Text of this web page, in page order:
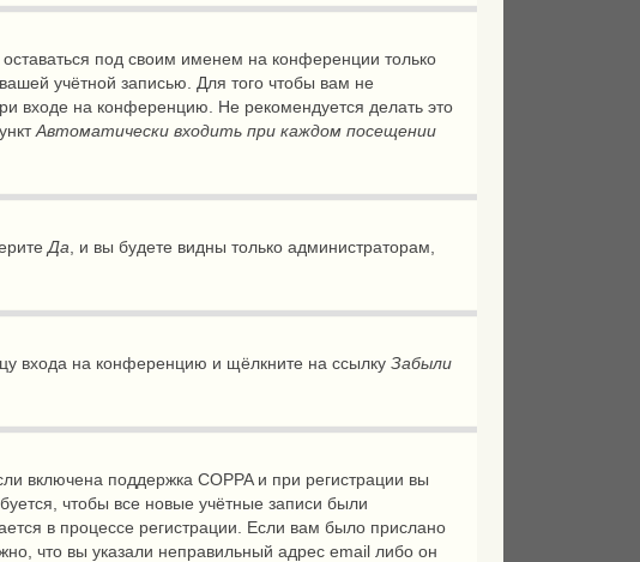
оставаться под своим именем на конференции только
учётной записью. Для того чтобы вам не
входе на конференцию. Не рекомендуется делать это
Автоматически входить при каждом посещении
Да , и вы будете видны только администраторам,
входа на конференцию и щёлкните на ссылкуЗабыли
включена поддержка COPPA и при регистрации вы
чтобы все новые учётные записи были
в процессе регистрации. Если вам было прислано
что вы указали неправильный адрес email либо он